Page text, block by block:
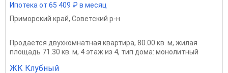
Ипотека от 65 409 ₽ в месяц
Приморский край, Советский р-н
Продается двухкомнатная квартира, 80.00 кв. м, жилая
площадь 71.30 кв. м, 4 этаж из 4, тип дома: монолитный
ЖК Клубный